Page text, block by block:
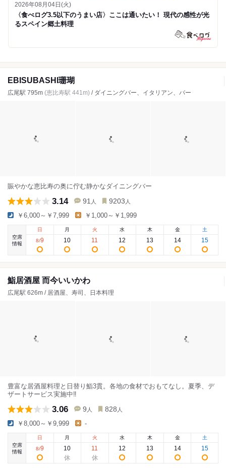
2026年08月04日(火)
〈食べログ3.5以下のうまい店〉ここは通いたい！ 現代の感性が光
るスペイン郷土料理
EBISUBASHI珊瑚
広尾駅 795m (恵比寿駅 441m) / ダイニングバー、イタリアン、バー
賑やかな恵比寿の奥に佇む静かなダイニングバー
3.14 91 人 9203 人
￥6,000～￥7,999 ￥1,000～￥1,999
空席
情報
日
8/9
月
10
火
11
水
12
木
13
金
14
土
15
鮨居酒屋 而今いいかわ
広尾駅 626m / 居酒屋、寿司、日本料理
豊富な居酒屋料理と日替り鮨3貫。各地の食材でおもてなし。夏季、デ
ザートサービス実施中‼
3.06 9 人 828 人
￥8,000～￥9,999 -
空席
情報
日
8/9
月
10
火
11
水
12
木
13
金
14
土
15